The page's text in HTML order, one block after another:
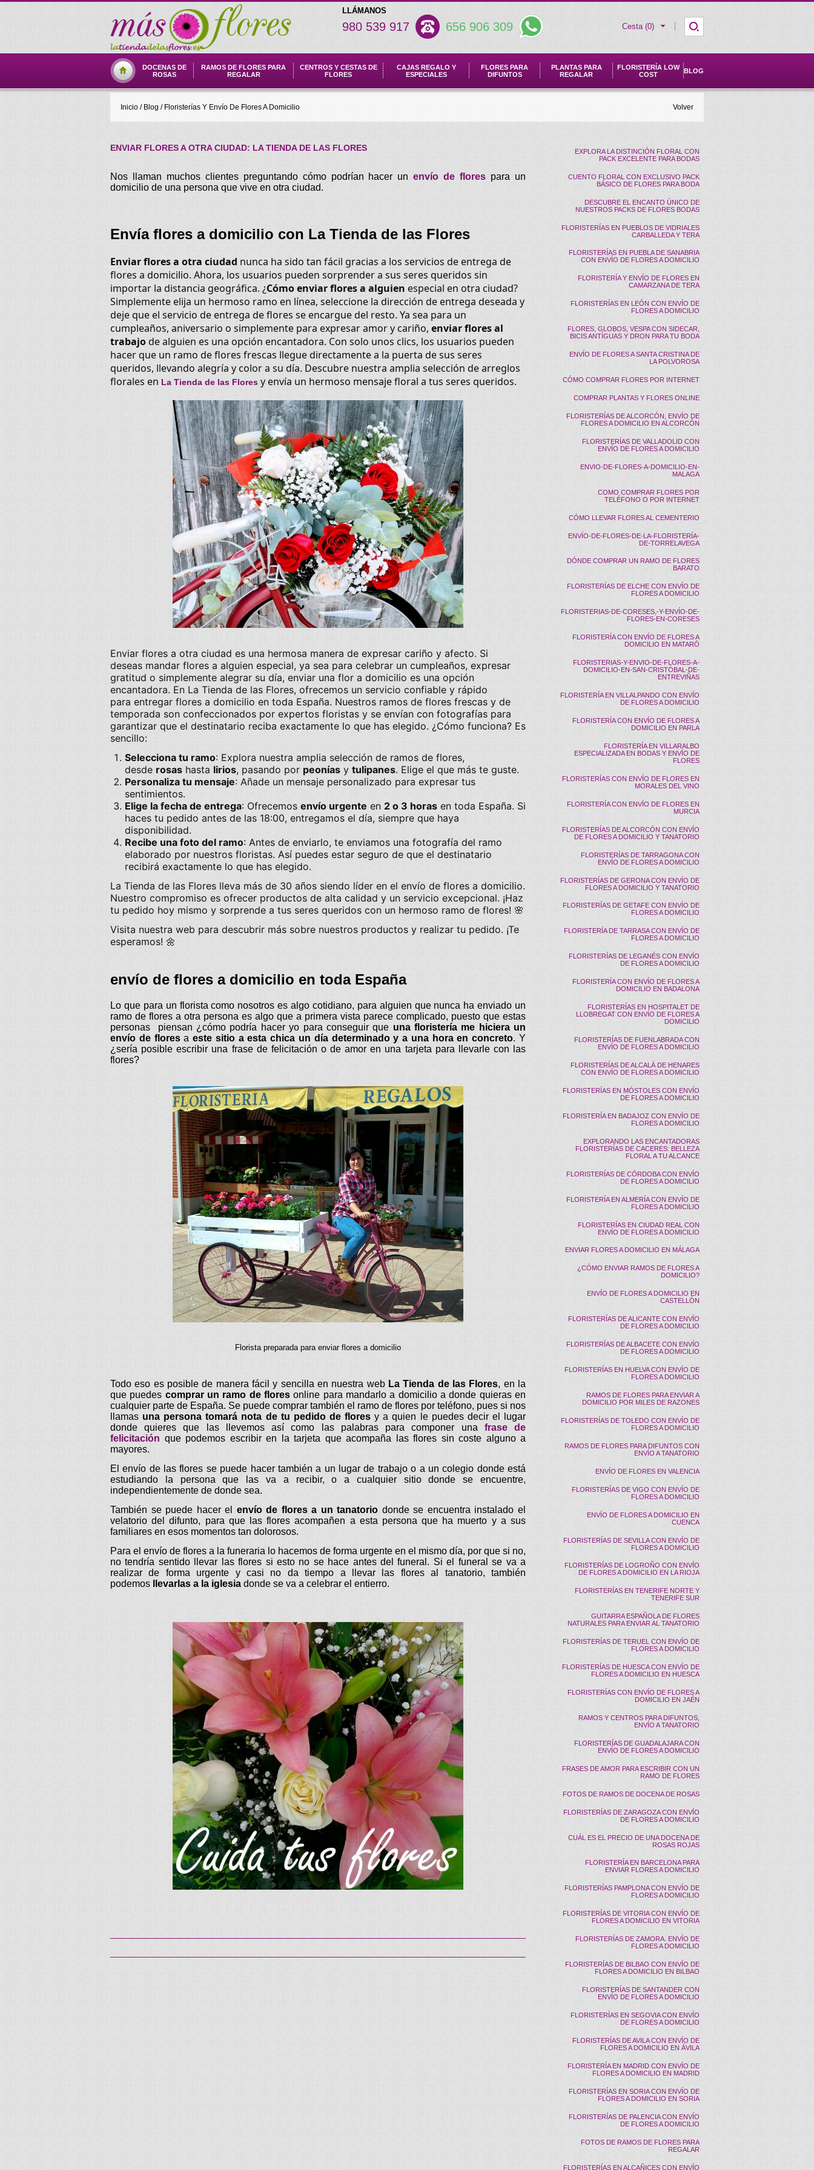
LLÁMANOS
980 539 917 656 906 309 Cesta (0)
DOCENAS DE
ROSAS
RAMOS DE FLORES PARA
REGALAR
CENTROS Y CESTAS DE
FLORES
CAJAS REGALO Y
ESPECIALES
FLORES PARA
DIFUNTOS
PLANTAS PARA
REGALAR
FLORISTERÍA LOW
COST
BLOG
Inicio / Blog / Floristerías Y Envío De Flores A Domicilio Volver
ENVIAR FLORES A OTRA CIUDAD: LA TIENDA DE LAS FLORES
Nos llaman muchos clientes preguntando cómo podrían hacer unenvío de flores para un
domicilio de una persona que vive en otra ciudad.
Envía flores a domicilio con La Tienda de las Flores
Enviar flores a otra ciudad nunca ha sido tan fácil gracias a los servicios de entrega de
flores a domicilio. Ahora, los usuarios pueden sorprender a sus seres queridos sin
importar la distancia geográfica. ¿Cómo enviar flores a alguien especial en otra ciudad?
Simplemente elija un hermoso ramo en línea, seleccione la dirección de entrega deseada y
deje que el servicio de entrega de flores se encargue del resto. Ya sea para un
cumpleaños, aniversario o simplemente para expresar amor y cariño, enviar flores al
trabajode alguien es una opción encantadora. Con solo unos clics, los usuarios pueden
hacer que un ramo de flores frescas llegue directamente a la puerta de sus seres
queridos, llevando alegría y color a su día. Descubre nuestra amplia selección de arreglos
florales en La Tienda de las Flores y envía un hermoso mensaje floral a tus seres queridos.
Enviar flores a otra ciudad es una hermosa manera de expresar cariño y afecto. Si
deseas mandar flores a alguien especial, ya sea para celebrar un cumpleaños, expresar
gratitud o simplemente alegrar su día, enviar una flor a domicilio es una opción
encantadora. En La Tienda de las Flores, ofrecemos un servicio confiable y rápido
para entregar flores a domicilio en toda España. Nuestros ramos de flores frescas y de
temporada son confeccionados por expertos floristas y se envían con fotografías para
garantizar que el destinatario reciba exactamente lo que has elegido. ¿Cómo funciona? Es
sencillo:
Selecciona tu ramo: Explora nuestra amplia selección de ramos de flores,
desde rosas hasta lirios, pasando por peonías y tulipanes. Elige el que más te guste.
Personaliza tu mensaje: Añade un mensaje personalizado para expresar tus
sentimientos.
Elige la fecha de entrega: Ofrecemos envío urgente en 2 o 3 horas en toda España. Si
haces tu pedido antes de las 18:00, entregamos el día, siempre que haya
disponibilidad.
Recibe una foto del ramo: Antes de enviarlo, te enviamos una fotografía del ramo
elaborado por nuestros floristas. Así puedes estar seguro de que el destinatario
recibirá exactamente lo que has elegido.
La Tienda de las Flores lleva más de 30 años siendo líder en el envío de flores a domicilio.
Nuestro compromiso es ofrecer productos de alta calidad y un servicio excepcional. ¡Haz
tu pedido hoy mismo y sorprende a tus seres queridos con un hermoso ramo de flores! 🌸
Visita nuestra web para descubrir más sobre nuestros productos y realizar tu pedido. ¡Te
esperamos! 🌼
envío de flores a domicilio en toda España
Lo que para un florista como nosotros es algo cotidiano, para alguien que nunca ha enviado un
ramo de flores a otra persona es algo que a primera vista parece complicado, puesto que estas
personas piensan ¿cómo podría hacer yo para conseguir que una floristería me hiciera un
envío de floresaeste sitio a esta chica un día determinado y a una hora en concreto. Y
¿sería posible escribir una frase de felicitación o de amor en una tarjeta para llevarle con las
flores?
Florista preparada para enviar flores a domicilio
Todo eso es posible de manera fácil y sencilla en nuestra web La Tienda de las Flores, en la
que puedes comprar un ramo de flores online para mandarlo a domicilio a donde quieras en
cualquier parte de España. Se puede comprar también el ramo de flores por teléfono, pues si nos
llamas una persona tomará nota de tu pedido de flores y a quien le puedes decir el lugar
donde quieres que las llevemos así como las palabras para componer una frase de
felicitación que podemos escribir en la tarjeta que acompaña las flores sin coste alguno a
mayores.
El envío de las flores se puede hacer también a un lugar de trabajo o a un colegio donde está
estudiando la persona que las va a recibir, o a cualquier sitio donde se encuentre,
independientemente de donde sea.
También se puede hacer el envío de flores a un tanatorio donde se encuentra instalado el
velatorio del difunto, para que las flores acompañen a esta persona que ha muerto y a sus
familiares en esos momentos tan dolorosos.
Para el envío de flores a la funeraria lo hacemos de forma urgente en el mismo día, por que si no,
no tendría sentido llevar las flores si esto no se hace antes del funeral. Si el funeral se va a
realizar de forma urgente y casi no da tiempo a llevar las flores al tanatorio, también
podemos
llevarlas a la iglesia donde se va a celebrar el entierro.
EXPLORA LA DISTINCIÓN FLORAL CON
PACK EXCELENTE PARA BODAS
CUENTO FLORAL CON EXCLUSIVO PACK
BÁSICO DE FLORES PARA BODA
DESCUBRE EL ENCANTO ÚNICO DE
NUESTROS PACKS DE FLORES BODAS
FLORISTERÍAS EN PUEBLOS DE VIDRIALES
CARBALLEDA Y TERA
FLORISTERÍAS EN PUEBLA DE SANABRIA
CON ENVÍO DE FLORES A DOMICILIO
FLORISTERÍA Y ENVÍO DE FLORES EN
CAMARZANA DE TERA
FLORISTERÍAS EN LEÓN CON ENVÍO DE
FLORES A DOMICILIO
FLORES, GLOBOS, VESPA CON SIDECAR,
BICIS ANTÍGUAS Y DRON PARA TU BODA
ENVÍO DE FLORES A SANTA CRISTINA DE
LA POLVOROSA
CÓMO COMPRAR FLORES POR INTERNET
COMPRAR PLANTAS Y FLORES ONLINE
FLORISTERÍAS DE ALCORCÓN, ENVÍO DE
FLORES A DOMICILIO EN ALCORCÓN
FLORISTERÍAS DE VALLADOLID CON
ENVÍO DE FLORES A DOMICILIO
ENVIO-DE-FLORES-A-DOMICILIO-EN-
MALAGA
COMO COMPRAR FLORES POR
TELÉFONO O POR INTERNET
CÓMO LLEVAR FLORES AL CEMENTERIO
ENVÍO-DE-FLORES-DE-LA-FLORISTERÍA-
DE-TORRELAVEGA
DÓNDE COMPRAR UN RAMO DE FLORES
BARATO
FLORISTERÍAS DE ELCHE CON ENVÍO DE
FLORES A DOMICILIO
FLORISTERIAS-DE-CORESES,-Y-ENVÍO-DE-
FLORES-EN-CORESES
FLORISTERÍA CON ENVÍO DE FLORES A
DOMICILIO EN MATARÓ
FLORISTERIAS-Y-ENVIO-DE-FLORES-A-
DOMICILIO-EN-SAN-CRISTÓBAL-DE-
ENTREVIÑAS
FLORISTERÍA EN VILLALPANDO CON ENVÍO
DE FLORES A DOMICILIO
FLORISTERÍA CON ENVÍO DE FLORES A
DOMICILIO EN PARLA
FLORISTERÍA EN VILLARALBO
ESPECIALIZADA EN BODAS Y ENVÍO DE
FLORES
FLORISTERÍAS CON ENVÍO DE FLORES EN
MORALES DEL VINO
FLORISTERÍA CON ENVÍO DE FLORES EN
MURCIA
FLORISTERÍAS DE ALCORCÓN CON ENVÍO
DE FLORES A DOMICILIO Y TANATORIO
FLORISTERÍAS DE TARRAGONA CON
ENVÍO DE FLORES A DOMICILIO
FLORISTERÍAS DE GERONA CON ENVÍO DE
FLORES A DOMICILIO Y TANATORIO
FLORISTERÍAS DE GETAFE CON ENVÍO DE
FLORES A DOMICILIO
FLORISTERÍA DE TARRASA CON ENVÍO DE
FLORES A DOMICILIO
FLORISTERÍAS DE LEGANÉS CON ENVÍO
DE FLORES A DOMICILIO
FLORISTERÍA CON ENVÍO DE FLORES A
DOMICILIO EN BADALONA
FLORISTERÍAS EN HOSPITALET DE
LLOBREGAT CON ENVÍO DE FLORES A
DOMICILIO
FLORISTERÍAS DE FUENLABRADA CON
ENVÍO DE FLORES A DOMICILIO
FLORISTERÍAS DE ALCALÁ DE HENARES
CON ENVÍO DE FLORES A DOMICILIO
FLORISTERÍAS EN MÓSTOLES CON ENVÍO
DE FLORES A DOMICILIO
FLORISTERÍA EN BADAJOZ CON ENVÍO DE
FLORES A DOMICILIO
EXPLORANDO LAS ENCANTADORAS
FLORISTERÍAS DE CACERES: BELLEZA
FLORAL A TU ALCANCE
FLORISTERÍAS DE CÓRDOBA CON ENVÍO
DE FLORES A DOMICILIO
FLORISTERÍA EN ALMERÍA CON ENVÍO DE
FLORES A DOMICILIO
FLORISTERÍAS EN CIUDAD REAL CON
ENVÍO DE FLORES A DOMICILIO
ENVIAR FLORES A DOMICILIO EN MÁLAGA
¿CÓMO ENVIAR RAMOS DE FLORES A
DOMICILIO?
ENVÍO DE FLORES A DOMICILIO EN
CASTELLÓN
FLORISTERÍAS DE ALICANTE CON ENVÍO
DE FLORES A DOMICILIO
FLORISTERÍAS DE ALBACETE CON ENVÍO
DE FLORES A DOMICILIO
FLORISTERÍAS EN HUELVA CON ENVÍO DE
FLORES A DOMICILIO
RAMOS DE FLORES PARA ENVIAR A
DOMICILIO POR MILES DE RAZONES
FLORISTERÍAS DE TOLEDO CON ENVÍO DE
FLORES A DOMICILIO
RAMOS DE FLORES PARA DIFUNTOS CON
ENVÍO A TANATORIO
ENVÍO DE FLORES EN VALENCIA
FLORISTERÍAS DE VIGO CON ENVÍO DE
FLORES A DOMICILIO
ENVÍO DE FLORES A DOMICILIO EN
CUENCA
FLORISTERÍAS DE SEVILLA CON ENVÍO DE
FLORES A DOMICILIO
FLORISTERÍAS DE LOGROÑO CON ENVÍO
DE FLORES A DOMICILIO EN LA RIOJA
FLORISTERÍAS EN TENERIFE NORTE Y
TENERIFE SUR
GUITARRA ESPAÑOLA DE FLORES
NATURALES PARA ENVIAR AL TANATORIO
FLORISTERÍAS DE TERUEL CON ENVÍO DE
FLORES A DOMICILIO
FLORISTERÍAS DE HUESCA CON ENVÍO DE
FLORES A DOMICILIO EN HUESCA
FLORISTERÍAS CON ENVÍO DE FLORES A
DOMICILIO EN JAÉN
RAMOS Y CENTROS PARA DIFUNTOS,
ENVÍO A TANATORIO
FLORISTERÍAS DE GUADALAJARA CON
ENVÍO DE FLORES A DOMICILIO
FRASES DE AMOR PARA ESCRIBIR CON UN
RAMO DE FLORES
FOTOS DE RAMOS DE DOCENA DE ROSAS
FLORISTERÍAS DE ZARAGOZA CON ENVÍO
DE FLORES A DOMICILIO
CUÁL ES EL PRECIO DE UNA DOCENA DE
ROSAS ROJAS
FLORISTERÍA EN BARCELONA PARA
ENVIAR FLORES A DOMICILIO
FLORISTERÍAS PAMPLONA CON ENVÍO DE
FLORES A DOMICILIO
FLORISTERÍAS DE VITORIA CON ENVÍO DE
FLORES A DOMICILIO EN VITORIA
FLORISTERÍAS DE ZAMORA. ENVÍO DE
FLORES A DOMICILIO
FLORISTERÍAS DE BILBAO CON ENVÍO DE
FLORES A DOMICILIO EN BILBAO
FLORISTERÍAS DE SANTANDER CON
ENVÍO DE FLORES A DOMICILIO
FLORISTERÍAS EN SEGOVIA CON ENVÍO
DE FLORES A DOMICILIO
FLORISTERÍAS DE AVILA CON ENVÍO DE
FLORES A DOMICILIO EN ÁVILA
FLORISTERÍA EN MADRID CON ENVÍO DE
FLORES A DOMICILIO EN MADRID
FLORISTERÍAS EN SORIA CON ENVÍO DE
FLORES A DOMICILIO EN SORIA
FLORISTERÍAS DE PALENCIA CON ENVÍO
DE FLORES A DOMICILIO
FOTOS DE RAMOS DE FLORES PARA
REGALAR
FLORISTERÍAS EN ALCAÑICES CON ENVÍO